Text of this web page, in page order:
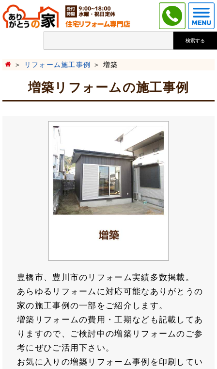
検索する
リフォーム施工事例 増築
増築リフォームの施工事例
豊橋市、豊川市のリフォーム実績多数掲載。
あらゆるリフォームに対応可能なありがとうの
家の施工事例の一部をご紹介します。
増築リフォームの費用・工期なども記載してあ
りますので、ご検討中の増築リフォームのご参
考にぜひご活用下さい。
お気に入りの増築リフォーム事例を印刷してい